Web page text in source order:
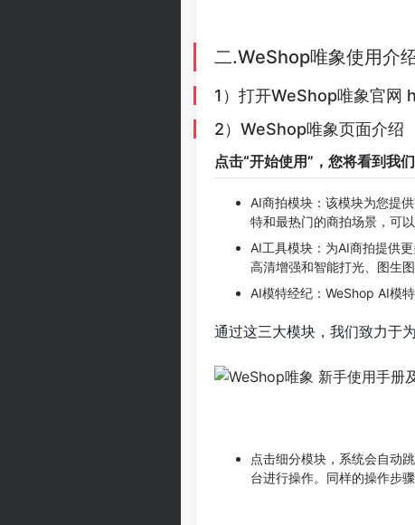
二.WeShop唯象使用介
1）打开WeShop唯象官网
2）WeShop唯象页面介绍
点击“开始使用”，您将看到我
AI商拍模块：该模块为您提
特和最热门的商拍场景，可
AI工具模块：为AI商拍提供
高清增强和智能打光、图生图
AI模特经纪：WeShop AI模
通过这三大模块，我们致力于
点击细分模块，系统会自动
台进行操作。同样的操作步